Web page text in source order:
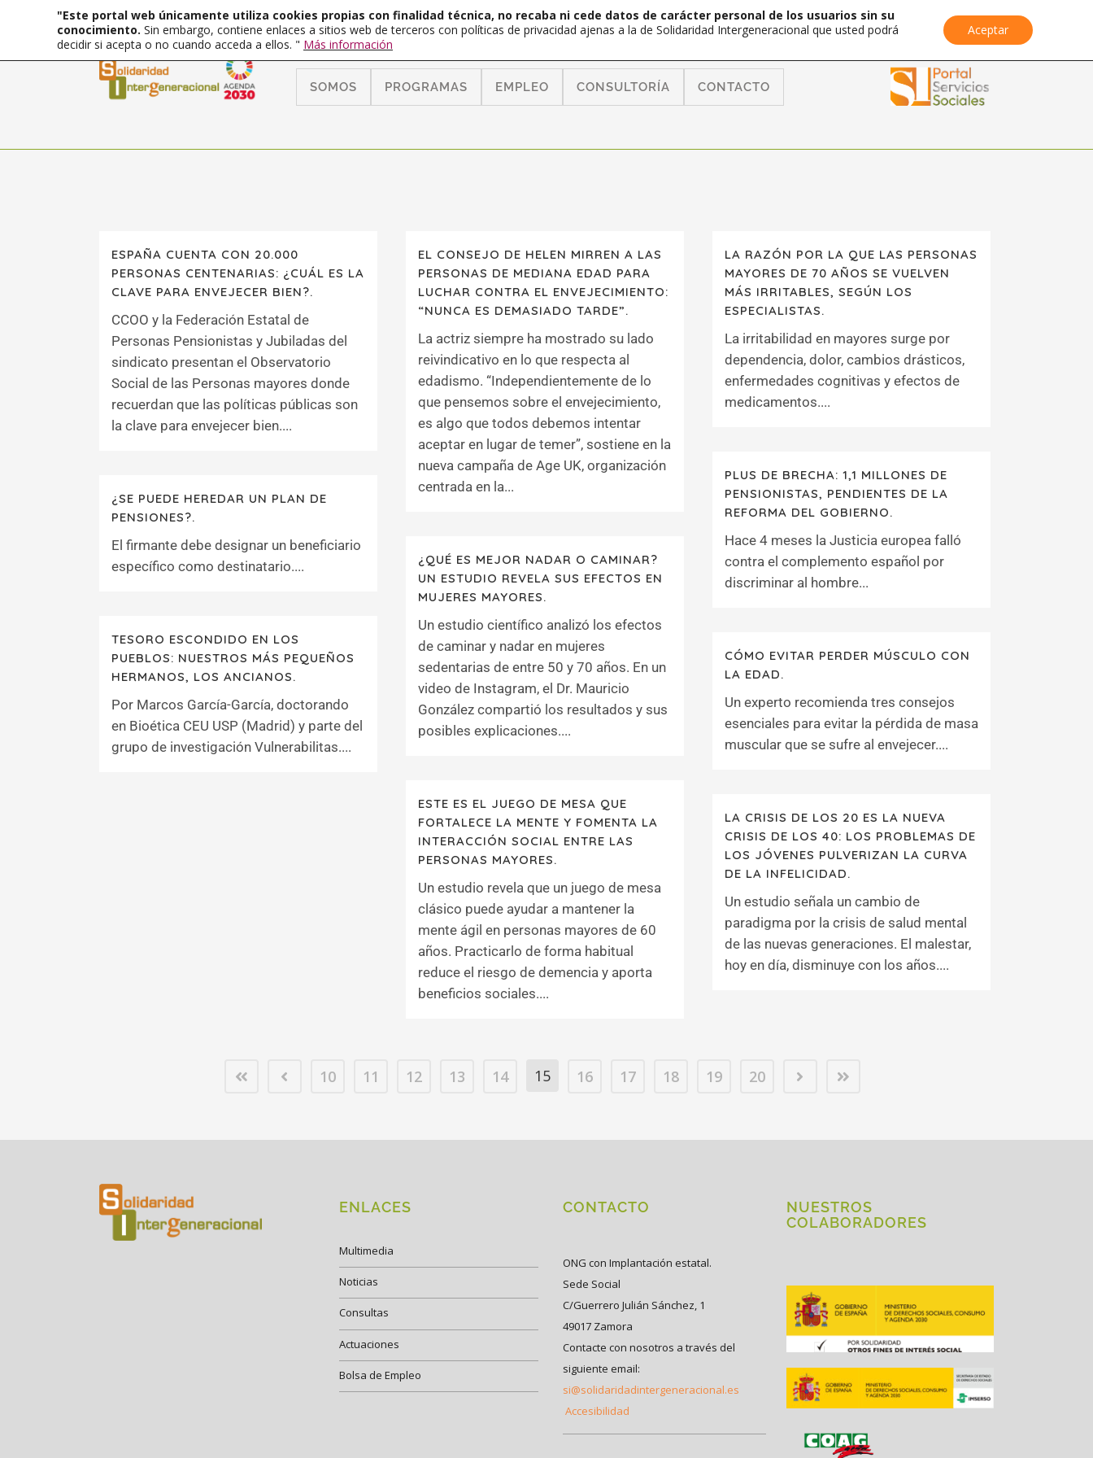
SOMOS PROGRAMAS EMPLEO CONSULTORÍA CONTACTO
ESPAÑA CUENTA CON 20.000
PERSONAS CENTENARIAS: ¿CUÁL ES LA
CLAVE PARA ENVEJECER BIEN?.
CCOO y la Federación Estatal de
Personas Pensionistas y Jubiladas del
sindicato presentan el Observatorio
Social de las Personas mayores donde
recuerdan que las políticas públicas son
la clave para envejecer bien....
EL CONSEJO DE HELEN MIRREN A LAS
PERSONAS DE MEDIANA EDAD PARA
LUCHAR CONTRA EL ENVEJECIMIENTO:
“NUNCA ES DEMASIADO TARDE”.
La actriz siempre ha mostrado su lado
reivindicativo en lo que respecta al
edadismo. “Independientemente de lo
que pensemos sobre el envejecimiento,
es algo que todos debemos intentar
aceptar en lugar de temer”, sostiene en la
nueva campaña de Age UK, organización
centrada en la...
LA RAZÓN POR LA QUE LAS PERSONAS
MAYORES DE 70 AÑOS SE VUELVEN
MÁS IRRITABLES, SEGÚN LOS
ESPECIALISTAS.
La irritabilidad en mayores surge por
dependencia, dolor, cambios drásticos,
enfermedades cognitivas y efectos de
medicamentos....
PLUS DE BRECHA: 1,1 MILLONES DE
PENSIONISTAS, PENDIENTES DE LA
REFORMA DEL GOBIERNO.
Hace 4 meses la Justicia europea falló
contra el complemento español por
discriminar al hombre...
¿SE PUEDE HEREDAR UN PLAN DE
PENSIONES?.
El firmante debe designar un beneficiario
específico como destinatario....
¿QUÉ ES MEJOR NADAR O CAMINAR?
UN ESTUDIO REVELA SUS EFECTOS EN
MUJERES MAYORES.
Un estudio científico analizó los efectos
de caminar y nadar en mujeres
sedentarias de entre 50 y 70 años. En un
video de Instagram, el Dr. Mauricio
González compartió los resultados y sus
posibles explicaciones....
TESORO ESCONDIDO EN LOS
PUEBLOS: NUESTROS MÁS PEQUEÑOS
HERMANOS, LOS ANCIANOS.
Por Marcos García-García, doctorando
en Bioética CEU USP (Madrid) y parte del
grupo de investigación Vulnerabilitas....
CÓMO EVITAR PERDER MÚSCULO CON
LA EDAD.
Un experto recomienda tres consejos
esenciales para evitar la pérdida de masa
muscular que se sufre al envejecer....
ESTE ES EL JUEGO DE MESA QUE
FORTALECE LA MENTE Y FOMENTA LA
INTERACCIÓN SOCIAL ENTRE LAS
PERSONAS MAYORES.
Un estudio revela que un juego de mesa
clásico puede ayudar a mantener la
mente ágil en personas mayores de 60
años. Practicarlo de forma habitual
reduce el riesgo de demencia y aporta
beneficios sociales....
LA CRISIS DE LOS 20 ES LA NUEVA
CRISIS DE LOS 40: LOS PROBLEMAS DE
LOS JÓVENES PULVERIZAN LA CURVA
DE LA INFELICIDAD.
Un estudio señala un cambio de
paradigma por la crisis de salud mental
de las nuevas generaciones. El malestar,
hoy en día, disminuye con los años....
10 11 12 13 14 15 16 17 18 19 20
ENLACES
Multimedia
Noticias
Consultas
Actuaciones
Bolsa de Empleo
CONTACTO
ONG con Implantación estatal.
Sede Social
C/Guerrero Julián Sánchez, 1
49017 Zamora
Contacte con nosotros a través del
siguiente email:
si@solidaridadintergeneracional.es
Accesibilidad
NUESTROS
COLABORADORES
"Este portal web únicamente utiliza cookies propias con finalidad técnica, no recaba ni cede datos de carácter personal de los usuarios sin su
conocimiento. Sin embargo, contiene enlaces a sitios web de terceros con políticas de privacidad ajenas a la de Solidaridad Intergeneracional que usted podrá
decidir si acepta o no cuando acceda a ellos. " Más información
Aceptar